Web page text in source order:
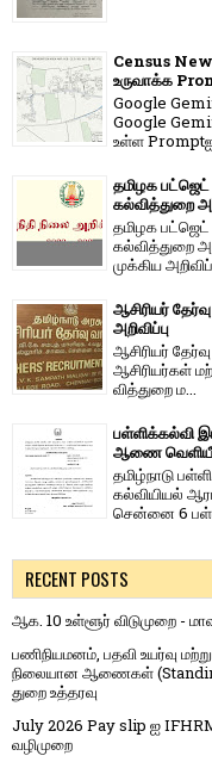
Census
உருவாக்க
Google
Google
உள்ள
தமிழக
கல்வித்துறை
தமிழக
கல்வித்துறை
முக்கிய
ஆசிரியர்
அறிவிப்பு
ஆசிரியர்
ஆசிரியர்​கள்
வித்​துறை ம...
பள்ளிக்கல்வி
ஆணை
தமிழ்நாடு
கல்வியியல்
சென்னை 6
RECENT POSTS
ஆக. 10 உள்ளூர் விடுமுறை -
பணிநியமனம், பதவி உயர்வு
நிலையான ஆணைகள்
துறை உத்தரவு
July 2026 Pay slip ஐ
வழிமுறை